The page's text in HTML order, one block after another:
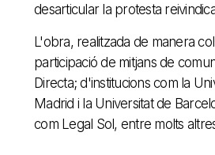
desarticular la protesta
L'obra, realitzada de manera
participació de mitjans de
Directa; d'institucions com la
Madrid i la Universitat de
com Legal Sol, entre molts